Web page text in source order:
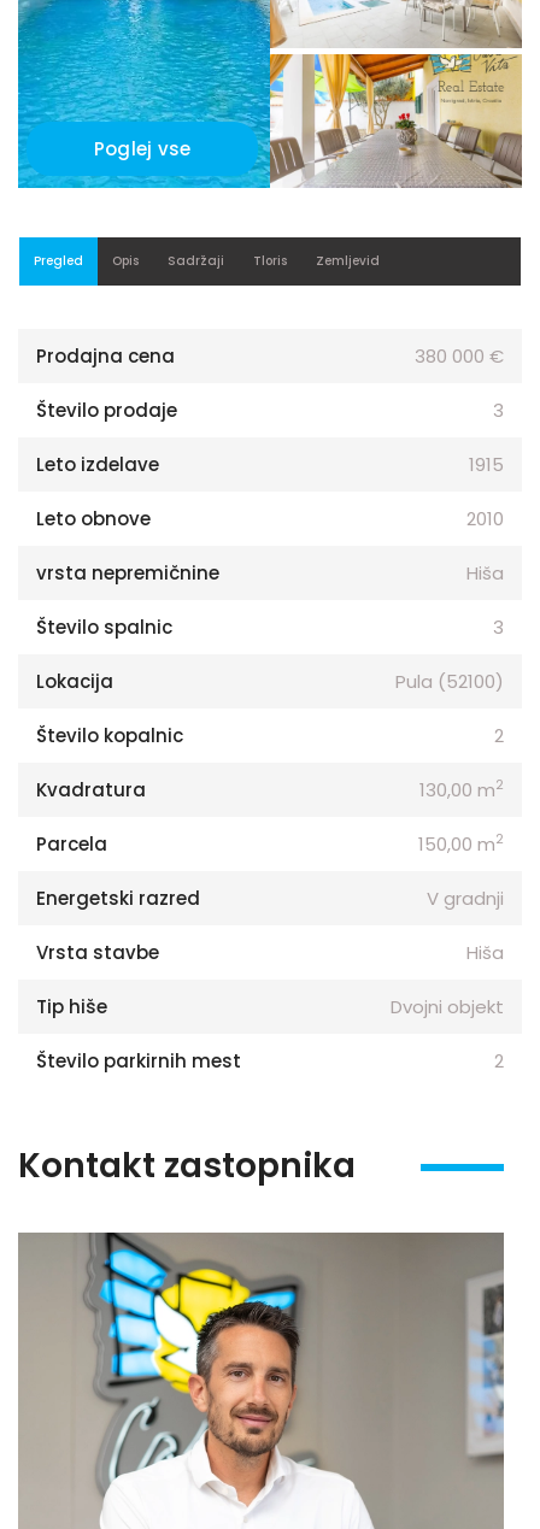
Poglej vse
Pregled Opis Sadržaji Tloris Zemljevid
Prodajna cena 380 000 €
Število prodaje 3
Leto izdelave 1915
Leto obnove 2010
vrsta nepremičnine Hiša
Število spalnic 3
Lokacija Pula (52100)
Število kopalnic 2
Kvadratura 130,00 m2
Parcela 150,00 m2
Energetski razred V gradnji
Vrsta stavbe Hiša
Tip hiše Dvojni objekt
Število parkirnih mest 2
Kontakt zastopnika